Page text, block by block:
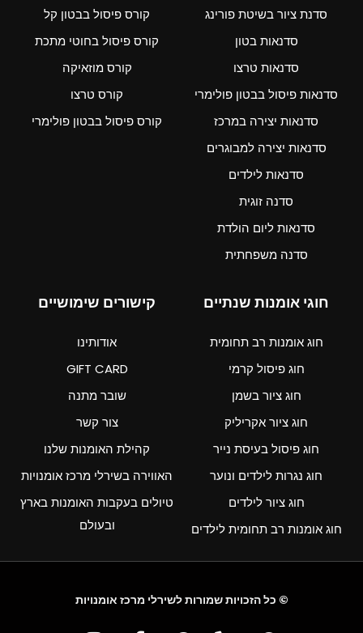
סדנת ציור בשיטת פורינג
סדנאות בטון
סדנאות טרצו
סדנאות פיסול בבטון פולימרי
סדנאות יצירה במרכז
סדנאות יצירה למבוגרים
סדנאות לילדים
סדנה זוגית
סדנאות ליום הולדת
סדנה משפחתית
קורס פיסול בבטון קל
קורס פיסול בחוטי מתכת
קורס מוזאיקה
קורס טרצו
קורס פיסול בבטון פולימרי
חוגי אומנות שנתיים
חוג אומנות רב תחומית
חוג פיסול קרמי
חוג ציור בשמן
חוג ציור אקריליק
חוג פיסול בעיסת נייר
חוג נגרות לילדים ונוער
חוג ציור לילדים
חוג אומנות רב תחומית לילדים
קישורים שימושיים
אודותינו
GIFT CARD
שובר מתנה
צור קשר
קהילת האומנות שלנו
האווירה בשירלי מרכז אומנויות
טיולים בעקבות האומנות בארץ
ובעולם
© כל הזכויות שמורות לשירלי מרכז אומנויות